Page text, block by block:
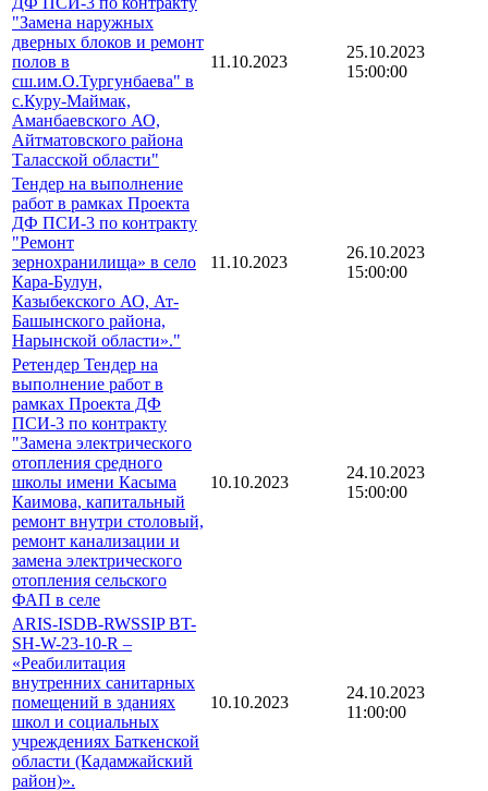
"Замена наружных
дверных блоков и ремонт
полов в
сш.им.О.Тургунбаева" в
с.Куру-Маймак,
Аманбаевского АО,
Айтматовского района
Таласской области"
11.10.2023
25.10.2023
15:00:00
Тендер на выполнение
работ в рамках Проекта
ДФ ПСИ-3 по контракту
"Ремонт
зернохранилища» в село
Кара-Булун,
Казыбекского АО, Ат-
Башынского района,
Нарынской области»."
11.10.2023
26.10.2023
15:00:00
Ретендер Тендер на
выполнение работ в
рамках Проекта ДФ
ПСИ-3 по контракту
"Замена электрического
отопления средного
школы имени Касыма
Каимова, капитальный
ремонт внутри столовый,
ремонт канализации и
замена электрического
отопления сельского
ФАП в селе
10.10.2023
24.10.2023
15:00:00
ARIS-ISDB-RWSSIP BT-
SH-W-23-10-R –
«Реабилитация
внутренних санитарных
помещений в зданиях
школ и социальных
учреждениях Баткенской
области (Кадамжайский
район)».
10.10.2023
24.10.2023
11:00:00